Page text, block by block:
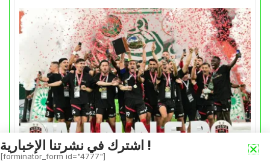
كأس الكونفدرالية
اشترك في نشرتنا الإخبارية !
[forminator_form id="4777"]